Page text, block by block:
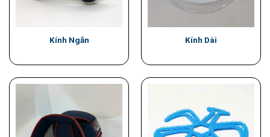
Kính Ngắn Kính Dài